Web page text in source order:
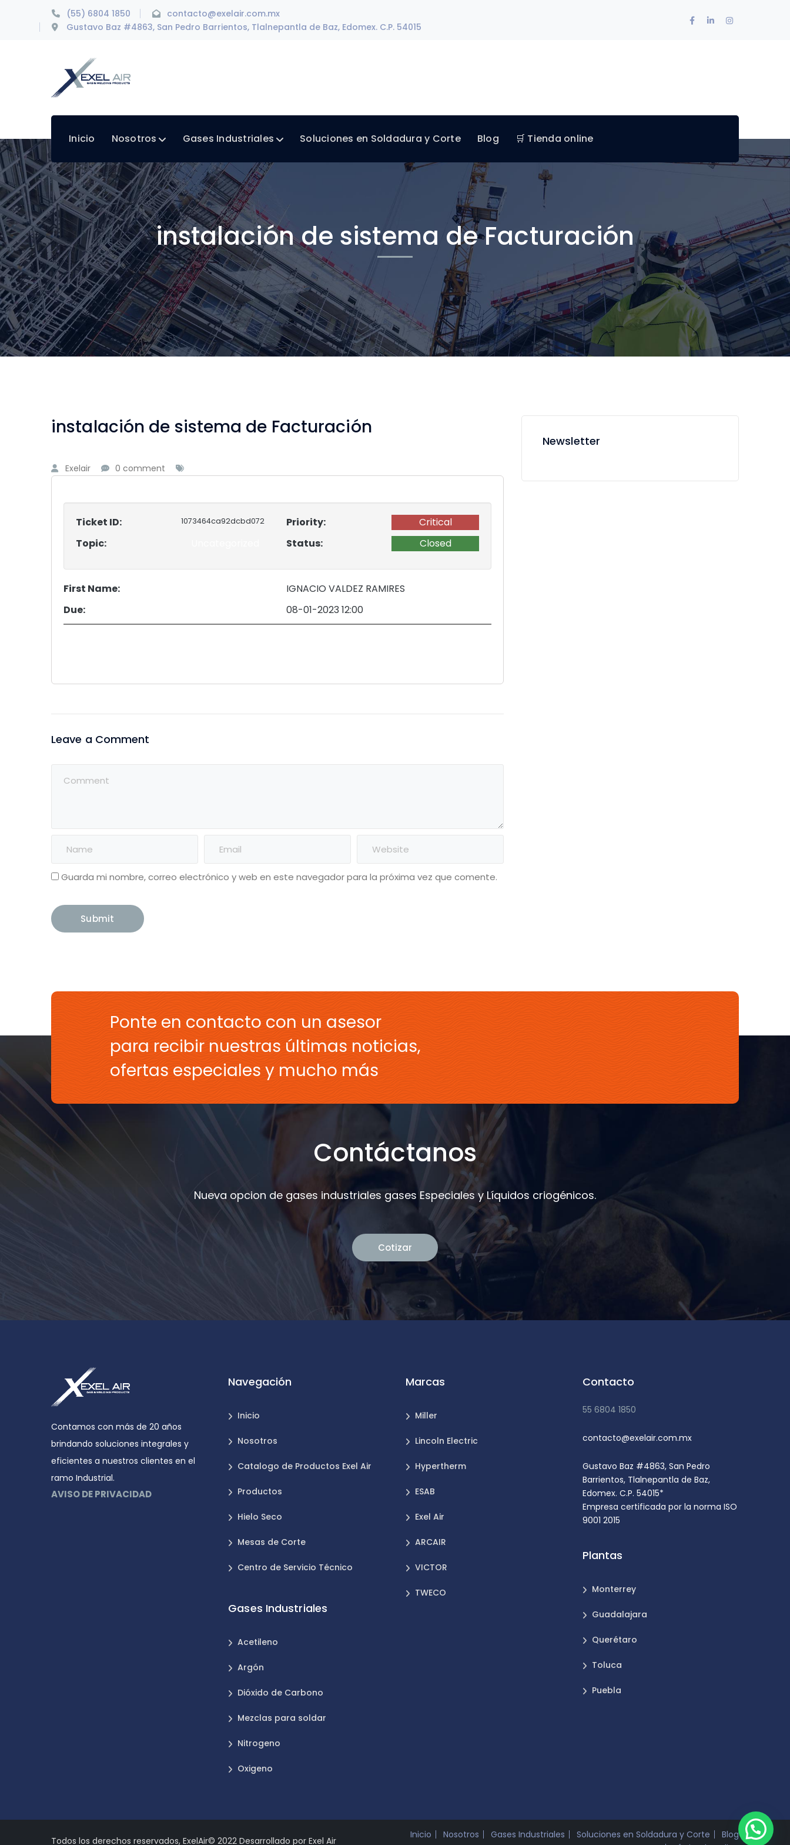
(55) 6804 1850
contacto@exelair.com.mx
Gustavo Baz #4863, San Pedro Barrientos, Tlalnepantla de Baz, Edomex. C.P. 54015
Facebook
LinkedInInstagram
Inicio Nosotros Gases Industriales Soluciones en Soldadura y Corte Blog 🛒 Tienda online
instalación de sistema de Facturación
instalación de sistema de Facturación
Exelair 0 comment
Ticket ID: 1073464ca92dcbd072 Priority:
Critical
Topic:
Status: Closed
First Name:
IGNACIO VALDEZ RAMIRES
Due:
08-01-2023 12:00
Leave a Comment
Guarda mi nombre, correo electrónico y web en este navegador para la próxima vez que comente.
Newsletter
Ponte en contacto con un asesor
para recibir nuestras últimas noticias,
ofertas especiales y mucho más
Contáctanos
Nueva opcion de gases industriales gases Especiales y Líquidos criogénicos.
Cotizar
Contamos con más de 20 años
brindando soluciones integrales y
eficientes a nuestros clientes en el
ramo Industrial.
AVISO DE PRIVACIDAD
Navegación
Inicio
Nosotros
Catalogo de Productos Exel Air
Productos
Hielo Seco
Mesas de Corte
Centro de Servicio Técnico
Gases Industriales
Acetileno
Argón
Dióxido de Carbono
Mezclas para soldar
Nitrogeno
Oxigeno
Marcas
Miller
Lincoln Electric
Hypertherm
ESAB
Exel Air
ARCAIR
VICTOR
TWECO
Contacto
55 6804 1850
contacto@exelair.com.mx
Gustavo Baz #4863, San Pedro
Barrientos, Tlalnepantla de Baz,
Edomex. C.P. 54015*
Empresa certificada por la norma ISO
9001 2015
Plantas
Monterrey
Guadalajara
Querétaro
Toluca
Puebla
Todos los derechos reservados, ExelAir© 2022 Desarrollado por Exel Air
Inicio Nosotros Gases Industriales Soluciones en Soldadura y Corte
Blog